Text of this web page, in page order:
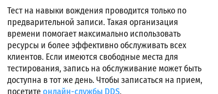
Тест на навыки вождения проводится только по
предварительной записи. Такая организация
времени помогает максимально использовать
ресурсы и более эффективно обслуживать всех
клиентов. Если имеются свободные места для
тестирования, запись на обслуживание может быть
доступна в тот же день. Чтобы записаться на прием,
посетите онлайн-службы DDS.